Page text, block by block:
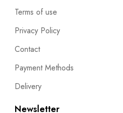
Terms of use
Privacy Policy
Contact
Payment Methods
Delivery
Newsletter